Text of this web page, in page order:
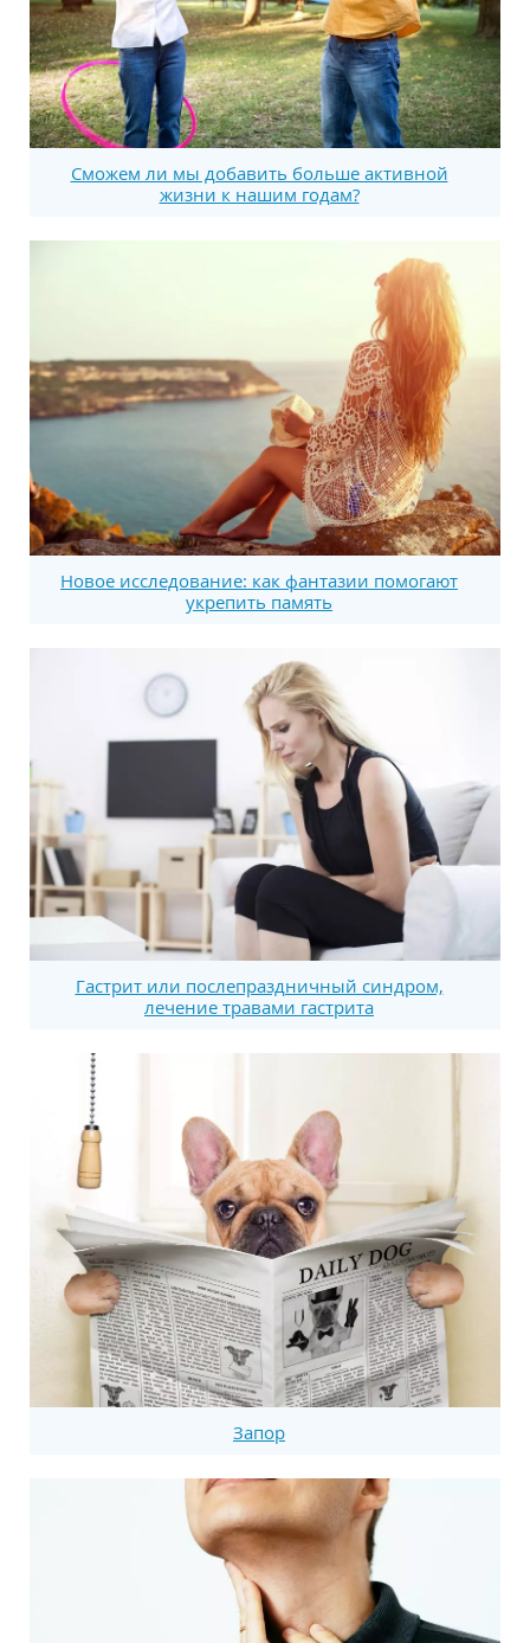
Сможем ли мы добавить больше активной
жизни к нашим годам?
Новое исследование: как фантазии помогают
укрепить память
Гастрит или послепраздничный синдром,
лечение травами гастрита
Запор